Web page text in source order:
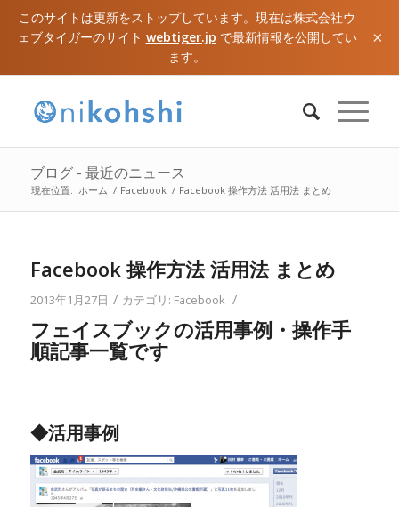
このサイトは更新をストップしています。現在は株式会社ウ
ェブタイガーのサイト webtiger.jp で最新情報を公開してい
ます。
×
ブログ - 最近のニュース
現在位置: ホーム / Facebook / Facebook 操作方法 活用法 まとめ
Facebook 操作方法 活用法 まとめ
2013年1月27日 / カテゴリ: Facebook /
フェイスブックの活用事例・操作手
順記事一覧です
◆活用事例